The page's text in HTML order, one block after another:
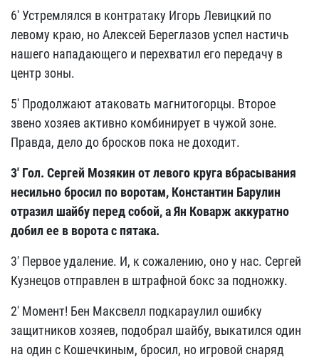
6' Устремлялся в контратаку Игорь Левицкий по
левому краю, но Алексей Береглазов успел настичь
нашего нападающего и перехватил его передачу в
центр зоны.
5' Продолжают атаковать магнитогорцы. Второе
звено хозяев активно комбинирует в чужой зоне.
Правда, дело до бросков пока не доходит.
3' Гол. Сергей Мозякин от левого круга вбрасывания
несильно бросил по воротам, Константин Барулин
отразил шайбу перед собой, а Ян Коварж аккуратно
добил ее в ворота с пятака.
3' Первое удаление. И, к сожалению, оно у нас. Сергей
Кузнецов отправлен в штрафной бокс за подножку.
2' Момент! Бен Максвелл подкараулил ошибку
защитников хозяев, подобрал шайбу, выкатился один
на один с Кошечкиным, бросил, но игровой снаряд